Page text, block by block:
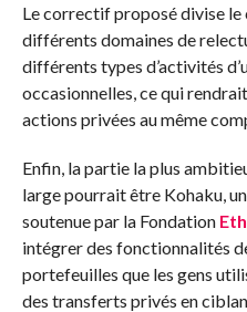
Le correctif proposé divise
différents domaines de
différents types d’activités
occasionnelles, ce qui
actions privées au même
Enfin, la partie la plus
large pourrait être Kohaku,
soutenue par la Fondation
intégrer des fonctionnalités
portefeuilles que les gens
des transferts privés en